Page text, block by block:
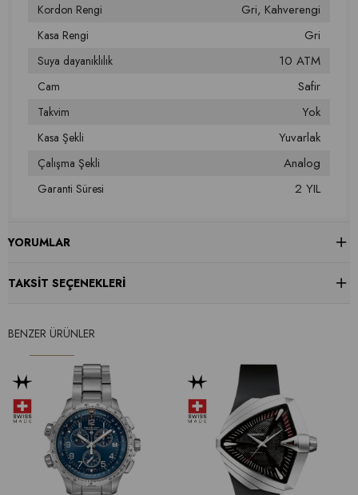
Kordon Rengi Gri Kahverengi
Kasa Rengi Gri
Suya dayanıklılık 10 ATM
Cam Safir
Takvim Yok
Kasa Şekli Yuvarlak
Çalışma Şekli Analog
Garanti Süresi 2 YIL
YORUMLAR
TAKSIT SEÇENEKLERI
BENZER ÜRÜNLER